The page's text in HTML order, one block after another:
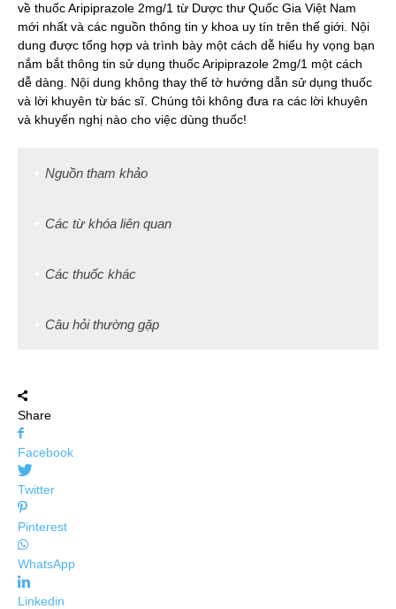
về thuốc Aripiprazole 2mg/1 từ Dược thư Quốc Gia Việt Nam
mới nhất và các nguồn thông tin y khoa uy tín trên thế giới. Nội
dung được tổng hợp và trình bày một cách dễ hiểu hy vọng bạn
nắm bắt thông tin sử dụng thuốc Aripiprazole 2mg/1 một cách
dễ dàng. Nội dung không thay thế tờ hướng dẫn sử dụng thuốc
và lời khuyên từ bác sĩ. Chúng tôi không đưa ra các lời khuyên
và khuyến nghị nào cho việc dùng thuốc!
Nguồn tham khảo
Các từ khóa liên quan
Các thuốc khác
Câu hỏi thường gặp
Share
Facebook
Twitter
Pinterest
WhatsApp
Linkedin